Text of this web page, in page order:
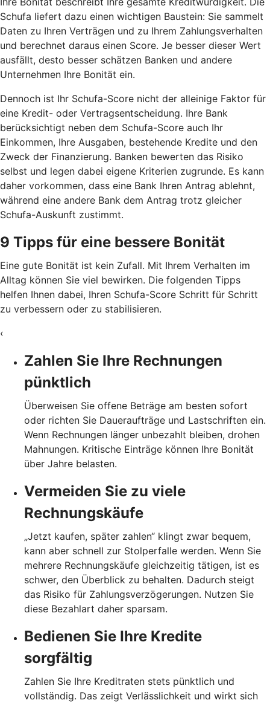
Schufa liefert dazu einen wichtigen Baustein: Sie sammelt
Daten zu Ihren Verträgen und zu Ihrem Zahlungsverhalten
und berechnet daraus einen Score. Je besser dieser Wert
ausfällt, desto besser schätzen Banken und andere
Unternehmen Ihre Bonität ein.
Dennoch ist Ihr Schufa-Score nicht der alleinige Faktor für
eine Kredit- oder Vertragsentscheidung. Ihre Bank
berücksichtigt neben dem Schufa-Score auch Ihr
Einkommen, Ihre Ausgaben, bestehende Kredite und den
Zweck der Finanzierung. Banken bewerten das Risiko
selbst und legen dabei eigene Kriterien zugrunde. Es kann
daher vorkommen, dass eine Bank Ihren Antrag ablehnt,
während eine andere Bank dem Antrag trotz gleicher
Schufa-Auskunft zustimmt.
9 Tipps für eine bessere Bonität
Eine gute Bonität ist kein Zufall. Mit Ihrem Verhalten im
Alltag können Sie viel bewirken. Die folgenden Tipps
helfen Ihnen dabei, Ihren Schufa-Score Schritt für Schritt
zu verbessern oder zu stabilisieren.
‹
Zahlen Sie Ihre Rechnungen
pünktlich
Überweisen Sie offene Beträge am besten sofort
oder richten Sie Daueraufträge und Lastschriften ein.
Wenn Rechnungen länger unbezahlt bleiben, drohen
Mahnungen. Kritische Einträge können Ihre Bonität
über Jahre belasten.
Vermeiden Sie zu viele
Rechnungskäufe
„Jetzt kaufen, später zahlen“ klingt zwar bequem,
kann aber schnell zur Stolperfalle werden. Wenn Sie
mehrere Rechnungskäufe gleichzeitig tätigen, ist es
schwer, den Überblick zu behalten. Dadurch steigt
das Risiko für Zahlungsverzögerungen. Nutzen Sie
diese Bezahlart daher sparsam.
Bedienen Sie Ihre Kredite
sorgfältig
Zahlen Sie Ihre Kreditraten stets pünktlich und
vollständig. Das zeigt Verlässlichkeit und wirkt sich